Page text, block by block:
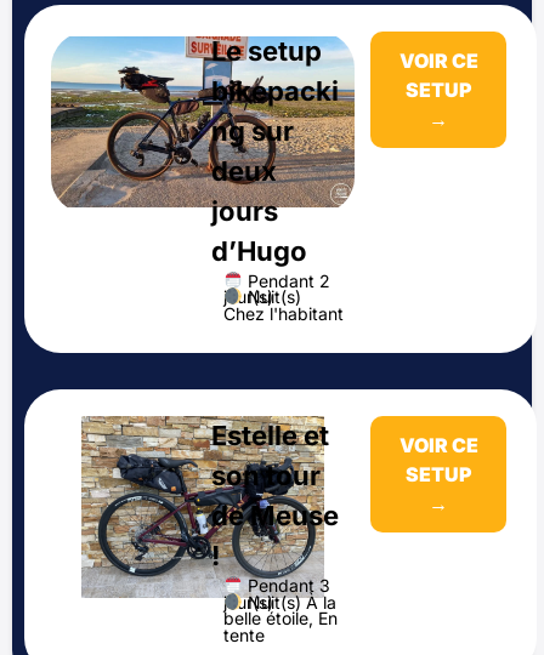
Le setup
bikepacki
ng sur
deux
jours
d’Hugo
Pendant 2
jour(s)
Nuit(s)
Chez l'habitant
VOIR CE
SETUP
→
Estelle et
son tour
de Meuse
!
Pendant 3
jour(s)
Nuit(s) À la
belle étoile, En
tente
VOIR CE
SETUP
→